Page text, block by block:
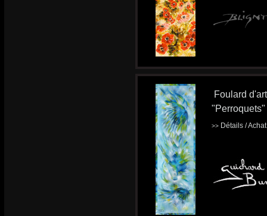
Foulard
"Perroquets"
>> Détails /